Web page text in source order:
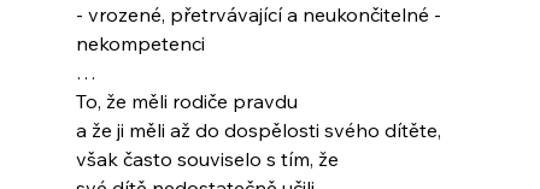
- vrozené, přetrvávající a neukončitelné -
nekompetenci
…
To, že měli rodiče pravdu
a že ji měli až do dospělosti svého dítěte,
však často souviselo s tím, že